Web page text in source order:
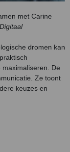
met Carine
dromen kan
De
Ze toont
keuzes en